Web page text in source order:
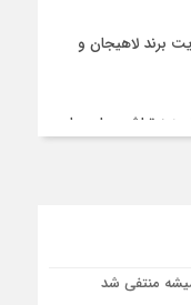
برند لاهیجان و
برای چای
منتفی شد